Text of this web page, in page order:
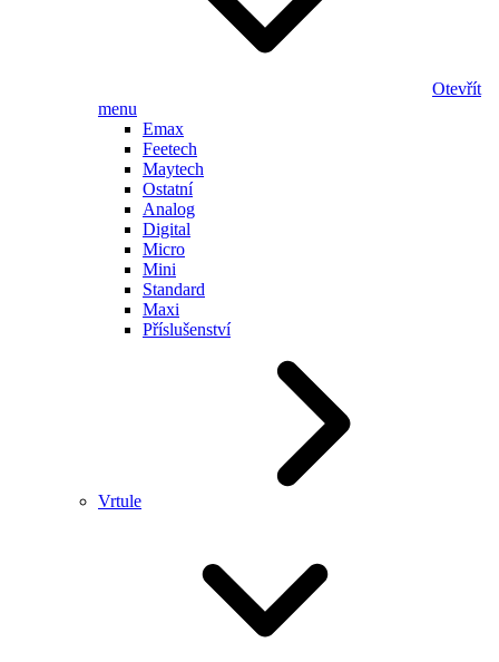
Otevřít
menu
Emax
Feetech
Maytech
Ostatní
Analog
Digital
Micro
Mini
Standard
Maxi
Příslušenství
Vrtule